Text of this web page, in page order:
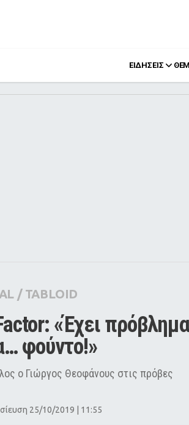
ΕΙΔΗΣΕΙΣ
Culture
/ TABLOID
«Έχει
φούντο!»
ο Γιώργος Θεοφάνους στις πρόβες
25/10/2019 | 11:55